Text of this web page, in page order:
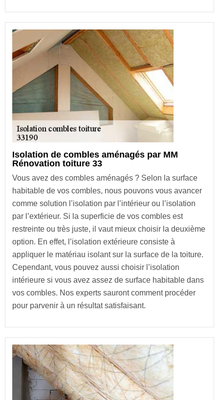
Isolation de combles aménagés par MM
Rénovation toiture 33
Vous avez des combles aménagés ? Selon la surface
habitable de vos combles, nous pouvons vous avancer
comme solution l’isolation par l’intérieur ou l’isolation
par l’extérieur. Si la superficie de vos combles est
restreinte ou très juste, il vaut mieux choisir la deuxième
option. En effet, l’isolation extérieure consiste à
appliquer le matériau isolant sur la surface de la toiture.
Cependant, vous pouvez aussi choisir l’isolation
intérieure si vous avez assez de surface habitable dans
vos combles. Nos experts sauront comment procéder
pour parvenir à un résultat satisfaisant.